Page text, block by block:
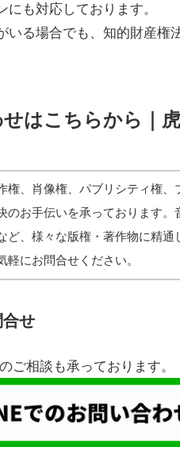
にも対応しております。
いる場合でも、知的財産権
はこちらから｜
権、肖像権、パブリシティ権
のお手伝いを承っております。
ど、様々な版権・著作物に精
軽にお問合せください。
せ
ご相談も承っております。